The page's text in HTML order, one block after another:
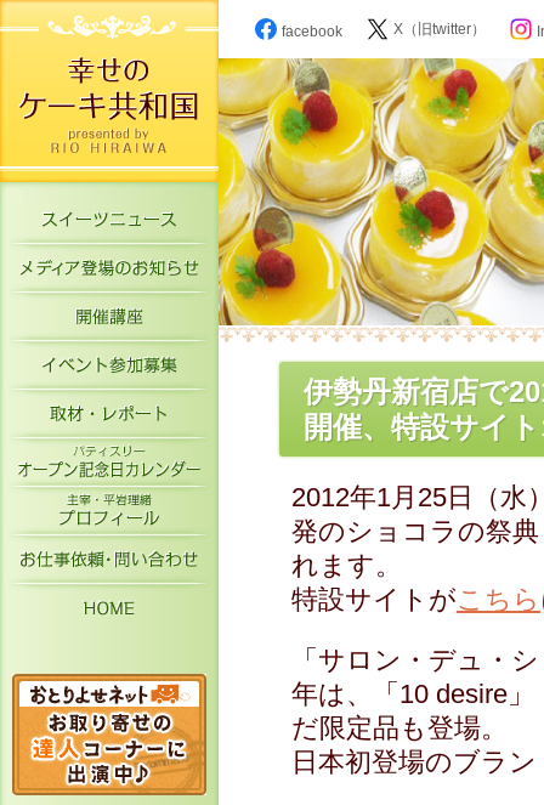
スイーツニュース
メディア登場のお知らせ
開催講座
イベント参加募集
取材・レポート
パティスリーオープン記念日カレン
主宰・平岩理緒プロフィール
お仕事依頼・お問い合わせ
facebook X（旧twitter）
伊勢丹新宿店で
開催、特設サイ
2012年1月25日（水
発のショコラの祭
れます。
特設サイトがこちら
「サロン・デュ・
年は、「10 desire
だ限定品も登場。
日本初登場のブラ